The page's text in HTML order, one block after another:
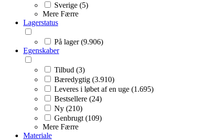
Sverige (5)
Mere Færre
Lagerstatus
På lager (9.906)
Egenskaber
Tilbud (3)
Bæredygtig (3.910)
Leveres i løbet af en uge (1.695)
Bestsellere (24)
Ny (210)
Genbrugt (109)
Mere Færre
Materiale